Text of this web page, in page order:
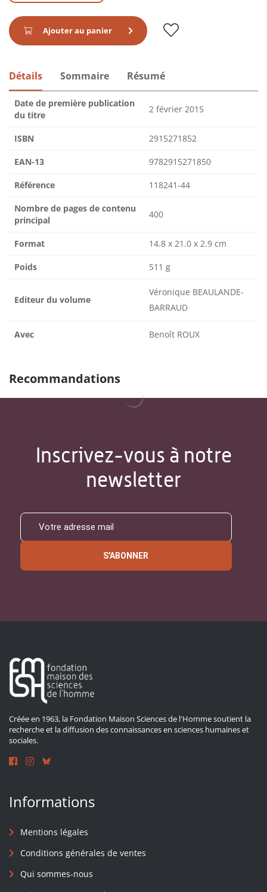
Ajouter au panier
Détails Sommaire Résumé
Date de première publication
du titre
2 février 2015
ISBN 2915271852
EAN-13 9782915271850
Référence 118241-44
Nombre de pages de contenu
principal
400
Format 14.8 x 21.0 x 2.9 cm
Poids 511 g
Editeur du volume
Véronique BEAULANDE-
BARRAUD
Avec Benoît ROUX
Recommandations
Inscrivez-vous à notre
newsletter
S'ABONNER
Créée en 1963, la Fondation Maison Sciences de l'Homme soutient la
recherche et la diffusion des connaissances en sciences humaines et
sociales.
Informations
Mentions légales
Conditions générales de ventes
Qui sommes-nous